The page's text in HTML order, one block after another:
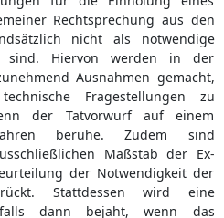
Rechtsprechung aus den
nicht als notwendige
sind. Hiervon werden in der
Ausnahmen gemacht,
Fragestellungen zu
der Tatvorwurf auf einem
beruhe. Zudem sind
Maßstab der Ex-
der Notwendigkeit der
Stattdessen wird eine
dann bejaht, wenn das